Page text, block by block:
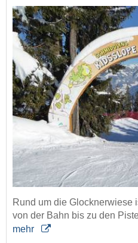
Rund um die Glocknerwiese
von der Bahn bis zu den
mehr